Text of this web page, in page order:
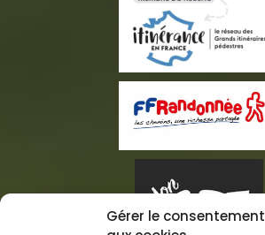
Gérer le consentement